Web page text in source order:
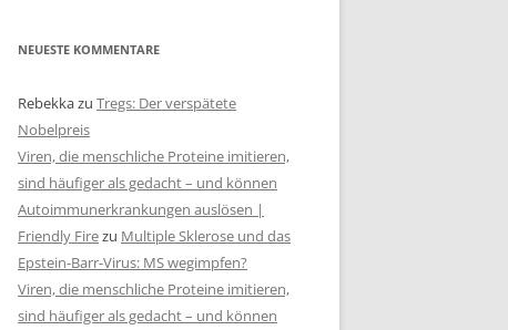
NEUESTE KOMMENTARE
Rebekkazu Tregs: Der verspätete
Nobelpreis
Viren, die menschliche Proteine imitieren,
sind häufiger als gedacht – und können
Autoimmunerkrankungen auslösen |
Friendly Firezu Multiple Sklerose und das
Epstein-Barr-Virus: MS wegimpfen?
Viren, die menschliche Proteine imitieren,
sind häufiger als gedacht – und können